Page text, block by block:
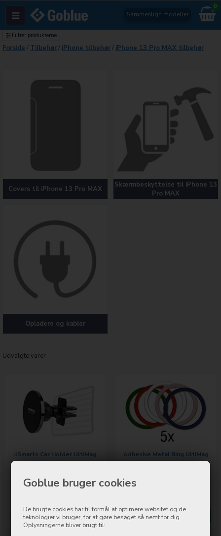
Goblue bruger cookies
De brugte cookies har til formål at optimere websitet og de
teknologier vi bruger, for at gøre besøget så nemt for dig.
Oplysningerne bliver brugt til:
Sammenlign modeller
0
Filtrer produkterne
Forside / Tilbehør/ iPhone tilbehør/ iPhone 13 Pro MAX tilbehør
Covers til iPhone 13 Pro MAX
Skærmbeskyttelse til iPhone 13
Pro MAX
Opladere og kabler
Udvalgte varer
4Smarts Car Holder UltiMag
Clamp black
149,00 DKK
Køb nu
Mere info
Adhesive Metal Ring UltiMag
Colour 5 pcs for MagSafe
Mere info